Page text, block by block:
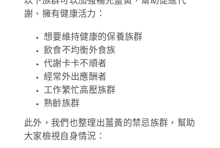
謝、擁有健康活力：
想要維持健康的保養族群
飲食不均衡外食族
代謝卡卡不順者
經常外出應酬者
工作繁忙高壓族群
熟齡族群
此外，我們也整理出薑黃的禁忌族群，幫助
大家檢視自身情況：